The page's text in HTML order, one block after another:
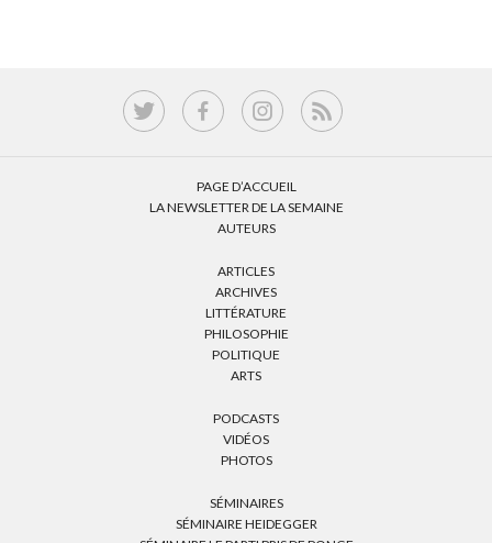
PAGE D’ACCUEIL
LA NEWSLETTER DE LA SEMAINE
AUTEURS
ARTICLES
ARCHIVES
LITTÉRATURE
PHILOSOPHIE
POLITIQUE
ARTS
PODCASTS
VIDÉOS
PHOTOS
SÉMINAIRES
SÉMINAIRE HEIDEGGER